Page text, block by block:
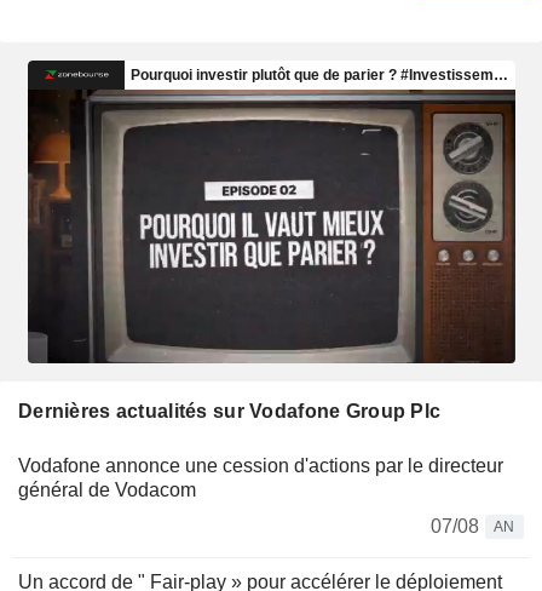
Dernières actualités sur Vodafone Group Plc
Vodafone annonce une cession d'actions par le directeur
général de Vodacom
07/08
AN
Un accord de " Fair-play » pour accélérer le déploiement